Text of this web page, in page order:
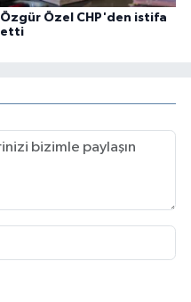
Özgür Özel CHP'den istifa
etti